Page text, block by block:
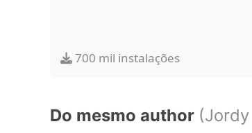
700 mil instalações
Do mesmo author